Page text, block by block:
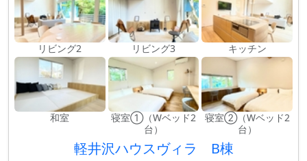
リビング2 リビング3 キッチン
和室
寝室①（Wベッド2
台）
寝室②（Wベッド2
台）
軽井沢ハウスヴィラ B棟